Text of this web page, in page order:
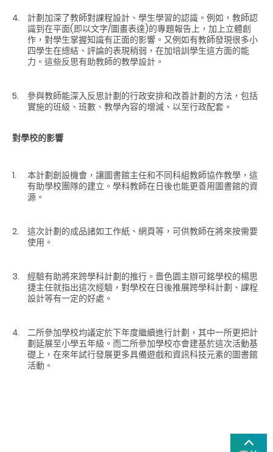
計劃加深了教師對課程設計、學生學習的認識。例如，教師認
識到在平面(即以文字/圖畫表達)的專題報告上，加上立體創
作，對學生掌握知識有正面的影響。又例如有教師發現很多小
四學生在總結、評論的表現稍弱，在加培訓學生這方面的能
力。這些反思有助教師的教學設計。
參與教師能深入反思計劃的行政安排和改善計劃的方法，包括
實施的班級、班數、教學內容的增減、以至行政配套。
對學校的影響
本計劃創設機會，讓圖書館主任和不同科組教師協作教學，這
有助學校團隊的建立。學科教師在日後也能更善用圖書館的資
源。
這次計劃的成品諸如工作紙、網頁等，可供教師在將來按需要
使用。
經驗有助將來跨學科計劃的推行。嗇色園主辦可銘學校的楊思
捷主任就指出這次經驗，對學校在日後推展跨學科計劃、課程
設計等有一定的好處。
二所參加學校均議定於下年度繼續進行計劃，其中一所更把計
劃延展至小學五年級。而二所參加學校亦會建基於這次活動基
礎上，在來年試行發展更多具備遊戲和資訊科技元素的圖書館
活動。